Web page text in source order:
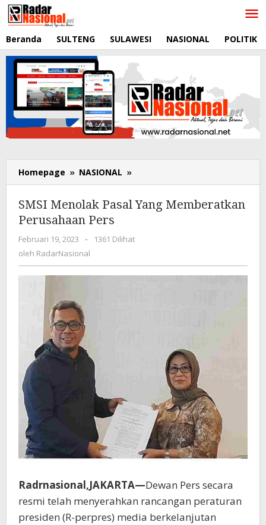
Lewati
ke
Beranda SULTENG SULAWESI NASIONAL POLITIK
Homepage » NASIONAL »
Menolak
Yang
SMSI Menolak Pasal Yang Memberatkan
Perusahaan Pers
Februari 19, 2023
oleh
RadarNasional
-
1361 Dilihat
oleh RadarNasional
Radrnasional,JAKARTA—Dewan Pers secara
resmi telah menyerahkan rancangan peraturan
presiden (R-perpres) media berkelanjutan